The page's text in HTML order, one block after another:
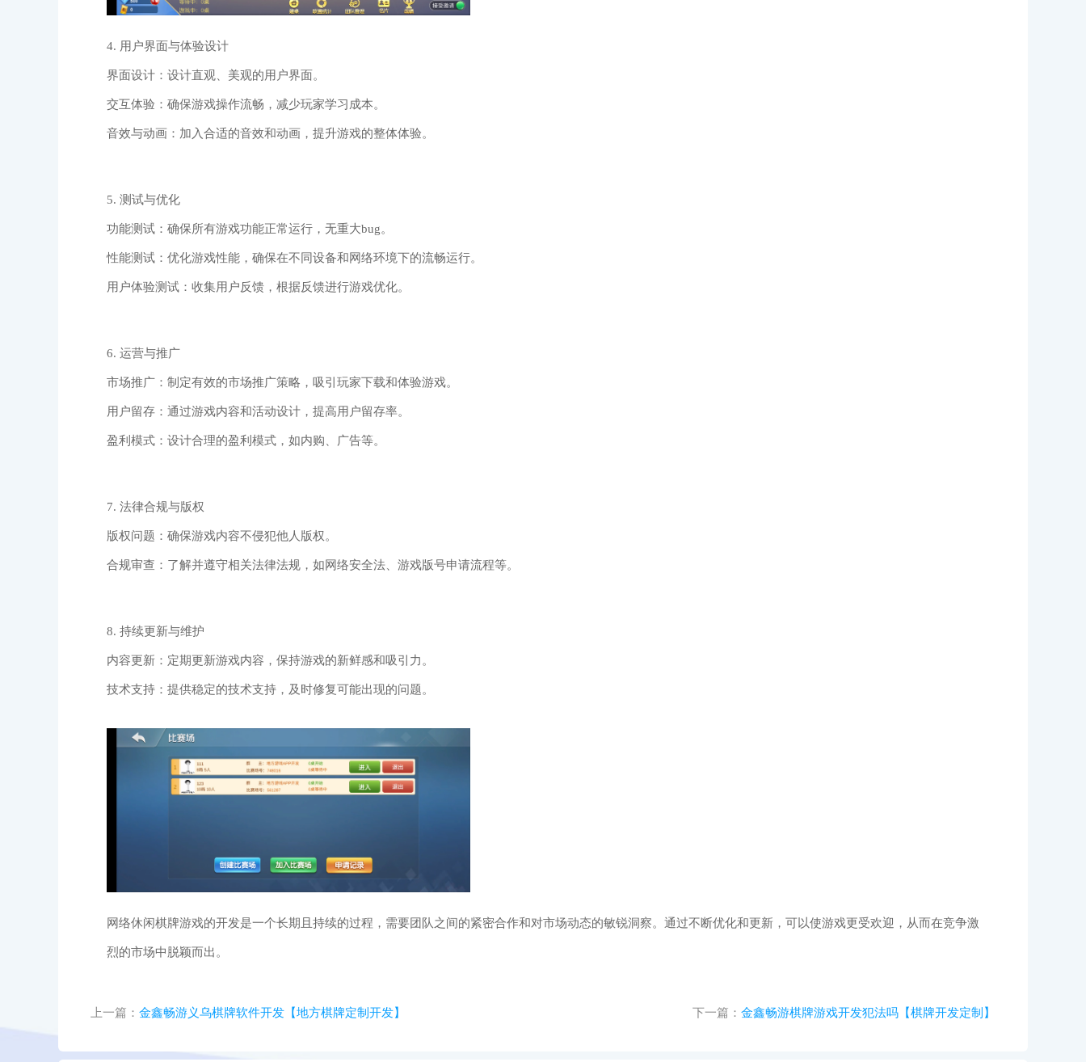
4. 用户界面与体验设计
界面设计：设计直观、美观的用户界面。
交互体验：确保游戏操作流畅，减少玩家学习成本。
音效与动画：加入合适的音效和动画，提升游戏的整体体验。
5. 测试与优化
功能测试：确保所有游戏功能正常运行，无重大bug。
性能测试：优化游戏性能，确保在不同设备和网络环境下的流畅运行。
用户体验测试：收集用户反馈，根据反馈进行游戏优化。
6. 运营与推广
市场推广：制定有效的市场推广策略，吸引玩家下载和体验游戏。
用户留存：通过游戏内容和活动设计，提高用户留存率。
盈利模式：设计合理的盈利模式，如内购、广告等。
7. 法律合规与版权
版权问题：确保游戏内容不侵犯他人版权。
合规审查：了解并遵守相关法律法规，如网络安全法、游戏版号申请流程等。
8. 持续更新与维护
内容更新：定期更新游戏内容，保持游戏的新鲜感和吸引力。
技术支持：提供稳定的技术支持，及时修复可能出现的问题。
网络休闲棋牌游戏的开发是一个长期且持续的过程，需要团队之间的紧密合作和对市场动态的敏锐洞察。通过不断优化和更新，可以使游戏更受欢迎，从而在竞争激
烈的市场中脱颖而出。
上一篇： 金鑫畅游义乌棋牌软件开发【地方棋牌定制开发】 下一篇： 金鑫畅游棋牌游戏开发犯法吗【棋牌开发定制】